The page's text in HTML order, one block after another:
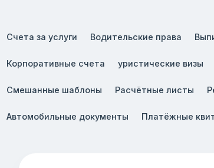
Счета за услуги Водительские права
Корпоративные счета уристические визы
Смешанные шаблоны Расчётные листы
Автомобильные документы Платёжные